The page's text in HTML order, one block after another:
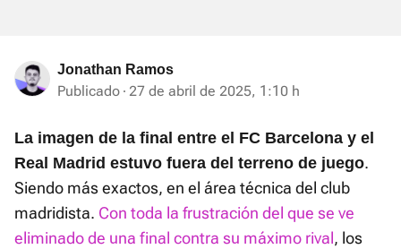
Jonathan Ramos
Publicado 27 de abril de 2025, 1:10 h
La imagen de la final entre el FC Barcelona y el
Real Madrid estuvo fuera del terreno de juego.
Siendo más exactos, en el área técnica del club
madridista. Con toda la frustración del que se ve
eliminado de una final contra su máximo rival, los